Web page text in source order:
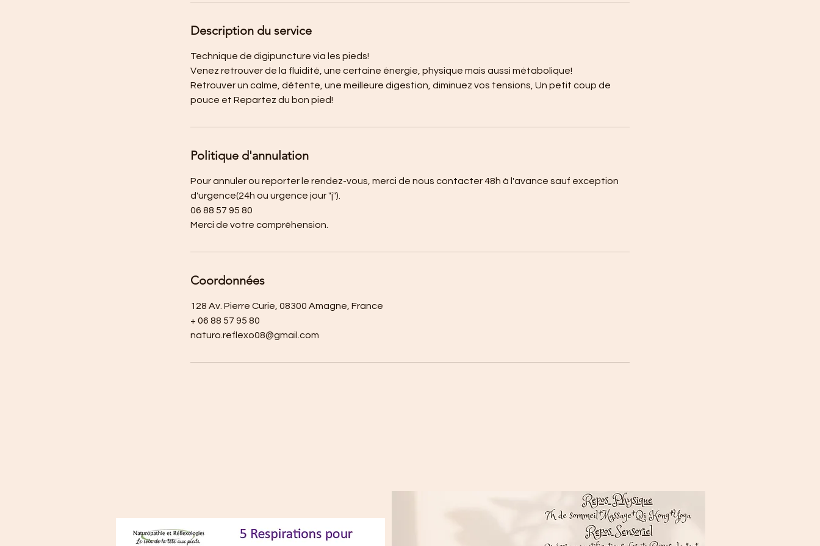
Description du service
Technique de digipuncture via les pieds!
Venez retrouver de la fluidité, une certaine énergie, physique mais aussi métabolique!
Retrouver un calme, détente, une meilleure digestion, diminuez vos tensions, Un petit coup de
pouce et Repartez du bon pied!
Politique d'annulation
Pour annuler ou reporter le rendez-vous, merci de nous contacter 48h à l'avance sauf exception
d'urgence(24h ou urgence jour "j").
06 88 57 95 80
Coordonnées
128 Av. Pierre Curie, 08300 Amagne, France
+ 06 88 57 95 80
naturo.reflexo08@gmail.com